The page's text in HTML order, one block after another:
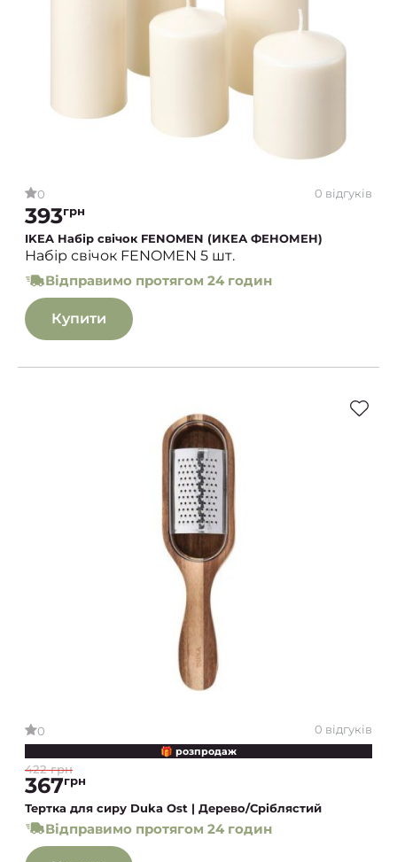
0 0 відгуків
393грн
IKEA Набір свічок FENOMEN (ИКЕА ФЕНОМЕН)
Набір свічок FENOMEN 5 шт.
Відправимо протягом 24 годин
Купити
0 0 відгуків
🎁 розпродаж
422 грн
367грн
Тертка для сиру Duka Ost | Дерево/Сріблястий
Відправимо протягом 24 годин